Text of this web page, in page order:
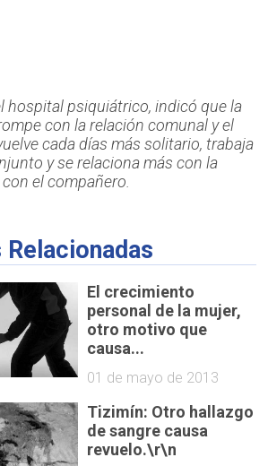
hospital psiquiátrico, indicó que la
con la relación comunal y el
cada días más solitario, trabaja
y se relaciona más con la
el compañero.
El crecimiento
personal de la mujer,
otro motivo que
causa...
01 de mayo de 2013
Tizimín: Otro hallazgo
de sangre causa
revuelo.\r\n